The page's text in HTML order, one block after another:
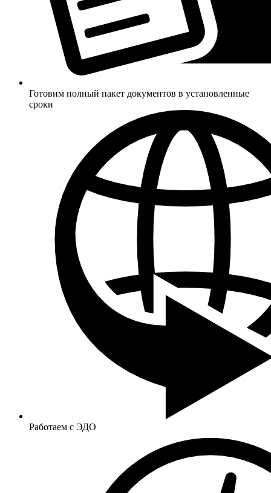
Готовим полный пакет документов в установленные
сроки
Работаем с ЭДО